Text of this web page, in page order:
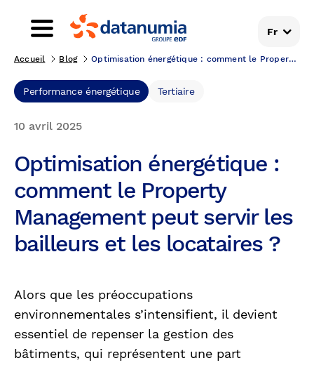
Fr
Accueil Blog Optimisation énergétique : comment le Property Man...
Performance énergétique Tertiaire
10 avril 2025
Optimisation énergétique :
comment le Property
Management peut servir les
bailleurs et les locataires ?
Alors que les préoccupations
environnementales s’intensifient, il devient
essentiel de repenser la gestion des
bâtiments, qui représentent une part